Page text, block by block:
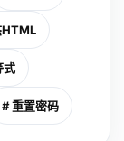
HTML
式
# 重置密码